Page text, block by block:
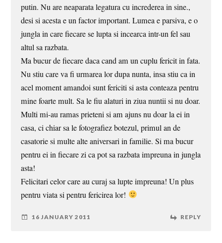
putin. Nu are neaparata legatura cu increderea in sine.,
desi si acesta e un factor important. Lumea e parsiva, e o
jungla in care fiecare se lupta si incearca intr-un fel sau
altul sa razbata.
Ma bucur de fiecare daca cand am un cuplu fericit in fata.
Nu stiu care va fi urmarea lor dupa nunta, insa stiu ca in
acel moment amandoi sunt fericiti si asta conteaza pentru
mine foarte mult. Sa le fiu alaturi in ziua nuntii si nu doar.
Multi mi-au ramas prieteni si am ajuns nu doar la ei in
casa, ci chiar sa le fotografiez botezul, primul an de
casatorie si multe alte aniversari in familie. Si ma bucur
pentru ei in fiecare zi ca pot sa razbata impreuna in jungla
asta!
Felicitari celor care au curaj sa lupte impreuna! Un plus
pentru viata si pentru fericirea lor!
16 JANUARY 2011 REPLY